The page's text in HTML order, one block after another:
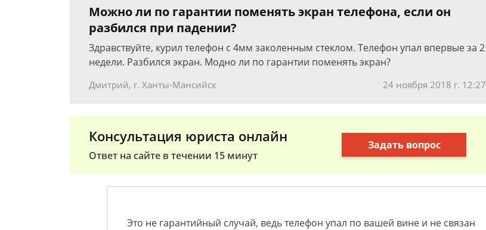
Можно ли по гарантии поменять экран телефона, если он
разбился при падении?
Здравствуйте, курил телефон с 4мм заколенным стеклом. Телефон упал впервые за 2
недели. Разбился экран. Модно ли по гарантии поменять экран?
Дмитрий, г. Ханты-Мансийск 24 ноября 2018 г. 12:27
Консультация юриста онлайн
Ответ на сайте в течении 15 минут
Задать вопрос
Это не гарантийный случай, ведь телефон упал по вашей вине и не связан